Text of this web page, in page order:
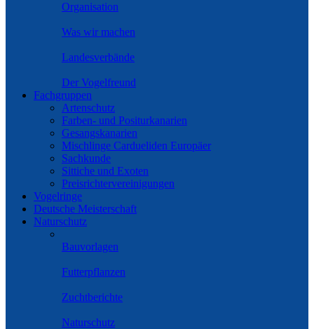
Organisation
Was wir machen
Landesverbände
Der Vogelfreund
Fachgruppen
Artenschutz
Farben- und Positurkanarien
Gesangskanarien
Mischlinge Cardueliden Europäer
Sachkunde
Sittiche und Exoten
Preisrichtervereinigungen
Vogelringe
Deutsche Meisterschaft
Naturschutz
Bauvorlagen
Futterpflanzen
Zuchtberichte
Naturschutz